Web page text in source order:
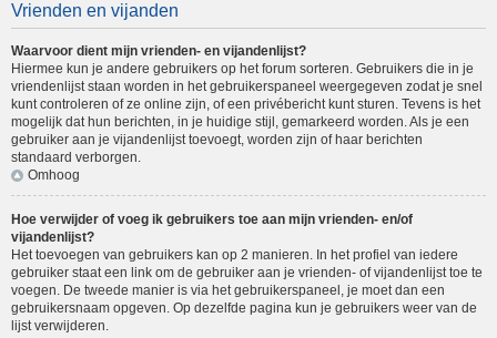
Vrienden en vijanden
Waarvoor dient mijn vrienden- en vijandenlijst?
Hiermee kun je andere gebruikers op het forum sorteren. Gebruikers die in je
vriendenlijst staan worden in het gebruikerspaneel weergegeven zodat je snel
kunt controleren of ze online zijn, of een privébericht kunt sturen. Tevens is het
mogelijk dat hun berichten, in je huidige stijl, gemarkeerd worden. Als je een
gebruiker aan je vijandenlijst toevoegt, worden zijn of haar berichten
standaard verborgen.
Omhoog
Hoe verwijder of voeg ik gebruikers toe aan mijn vrienden- en/of
vijandenlijst?
Het toevoegen van gebruikers kan op 2 manieren. In het profiel van iedere
gebruiker staat een link om de gebruiker aan je vrienden- of vijandenlijst toe te
voegen. De tweede manier is via het gebruikerspaneel, je moet dan een
gebruikersnaam opgeven. Op dezelfde pagina kun je gebruikers weer van de
lijst verwijderen.